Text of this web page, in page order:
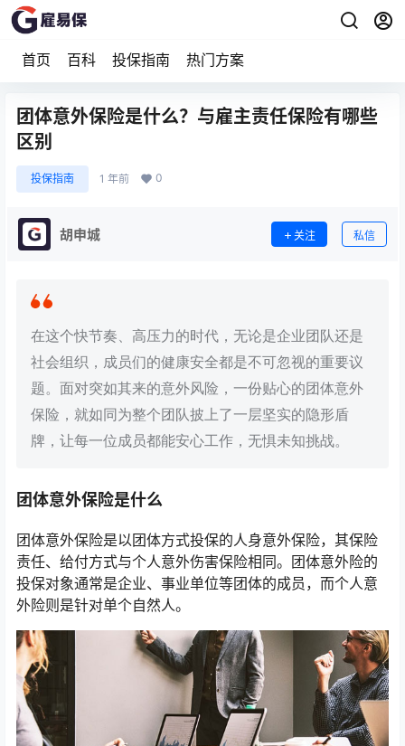
首页 百科 投保指南 热门方案
团体意外保险是什么？与雇主责任保险有哪些
区别
投保指南 1 年前 0
胡申城 关注 私信
在这个快节奏、高压力的时代，无论是企业团队还是
社会组织，成员们的健康安全都是不可忽视的重要议
题。面对突如其来的意外风险，一份贴心的团体意外
保险，就如同为整个团队披上了一层坚实的隐形盾
牌，让每一位成员都能安心工作，无惧未知挑战。
团体意外保险是什么
团体意外保险是以团体方式投保的人身意外保险，其保险
责任、给付方式与个人意外伤害保险相同。团体意外险的
投保对象通常是企业、事业单位等团体的成员，而个人意
外险则是针对单个自然人。